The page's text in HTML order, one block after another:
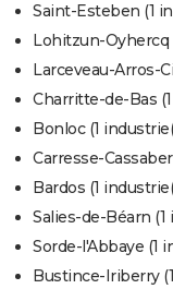
COPAINS D'AVANT
S'inscrire
Se connecter
Lycées
Collèges
Primaires
Universités
Entreprises
Service militaire
Avis de recherche
FORUM
Bricolage
Lifestyle
Culture
Sport
Auto
Television
Voyage
Cinema
Saint-Esteben (1
Lohitzun-Oyhercq
Larceveau-Arros-
Charritte-de-Bas
Bonloc (1
Carresse-
Bardos (1
Salies-de-Béarn
Sorde-l'Abbaye (1
Bustince-Iriberry